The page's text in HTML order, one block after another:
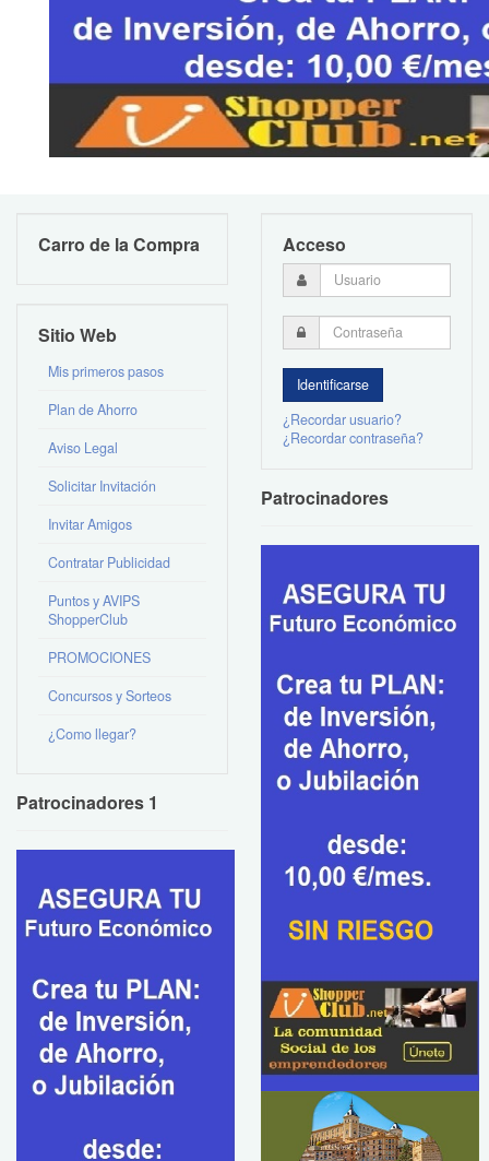
Carro de la Compra
Sitio Web
Mis primeros pasos
Plan de Ahorro
Aviso Legal
Solicitar Invitación
Invitar Amigos
Contratar Publicidad
Puntos y AVIPS
ShopperClub
PROMOCIONES
Concursos y Sorteos
¿Como llegar?
Patrocinadores 1
Acceso
¿Recordar usuario?
¿Recordar contraseña?
Patrocinadores